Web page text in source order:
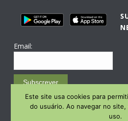
Email:
Subscrever
Email Marketing by E-goi
Este site usa cookies para
do usuário. Ao navegar no
uso.